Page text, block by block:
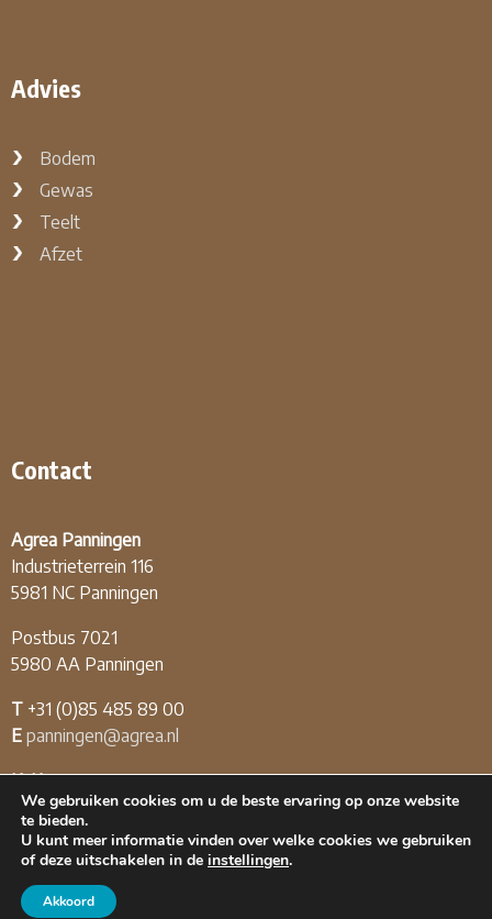
Advies
Bodem
Gewas
Teelt
Afzet
Contact
Agrea Panningen
Industrieterrein 116
5981 NC Panningen
Postbus 7021
5980 AA Panningen
T +31 (0)85 485 89 00
E panningen@agrea.nl
KvK12.04.03.09
BTWNL808226174B01
We gebruiken cookies om u de beste ervaring op onze website
te bieden.
U kunt meer informatie vinden over welke cookies we gebruiken
of deze uitschakelen in de instellingen.
Akkoord